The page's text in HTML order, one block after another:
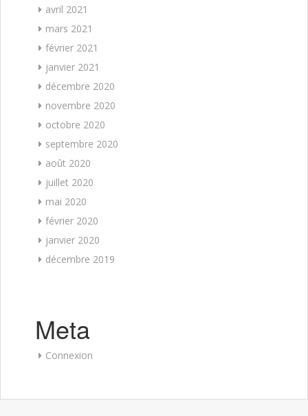
avril 2021
mars 2021
février 2021
janvier 2021
décembre 2020
novembre 2020
octobre 2020
septembre 2020
août 2020
juillet 2020
mai 2020
février 2020
janvier 2020
décembre 2019
Meta
Connexion